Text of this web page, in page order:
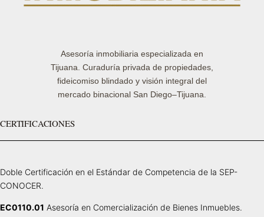
Asesoría inmobiliaria especializada en
Tijuana. Curaduría privada de propiedades,
fideicomiso blindado y visión integral del
mercado binacional San Diego–Tijuana.
CERTIFICACIONES
Doble Certificación en el Estándar de Competencia de la SEP-
CONOCER.
EC0110.01 Asesoría en Comercialización de Bienes Inmuebles.